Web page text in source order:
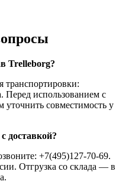
Trelleborg?
транспортировки:
Перед использованием с
уточнить совместимость у
доставкой?
+7(495)127-70-69.
Отгрузка со склада — в